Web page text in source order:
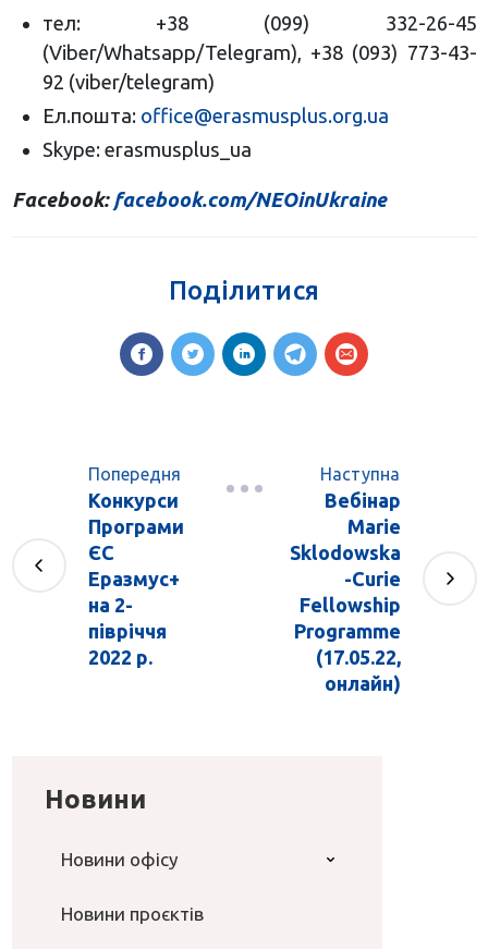
тел: +38 (099) 332-26-45
(Viber/Whatsapp/Telegram), +38 (093) 773-43-
92 (viber/telegram)
Ел.пошта: office@erasmusplus.org.ua
Skype: erasmusplus_ua
Facebook: facebook.com/NEOinUkraine
Поділитися
Попередня
Конкурси
Програми
ЄС
Еразмус+
на 2-
півріччя
2022 р.
Наступна
Вебінар
Marie
Sklodowska
-Curie
Fellowship
Programme
(17.05.22,
онлайн)
Новини
Новини офісу
Новини проєктів